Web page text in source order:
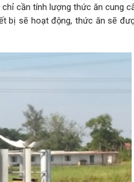
cần tính lượng thức ăn cung
bị sẽ hoạt động, thức ăn sẽ